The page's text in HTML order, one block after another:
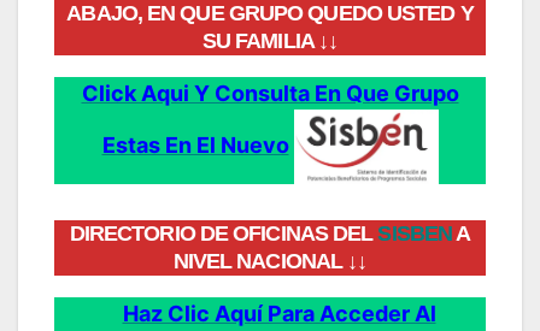
ABAJO, EN QUE GRUPO QUEDO USTED Y
SU FAMILIA ↓↓
Click Aqui Y Consulta En Que Grupo
Estas En El Nuevo
DIRECTORIO DE OFICINAS DELSISBEN A
NIVEL NACIONAL ↓↓
Haz Clic Aquí Para Acceder Al